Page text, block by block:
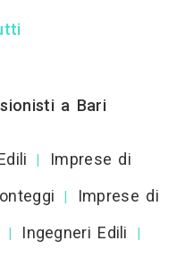
a Bari
|
Imprese di
|
Imprese di
| Ingegneri Edili |